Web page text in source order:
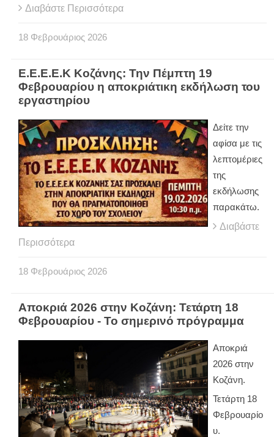
Διαβάστε Περισσότερα
18 Φεβρουάριος 2026
Ε.Ε.Ε.Ε.Κ Κοζάνης: Την Πέμπτη 19
Φεβρουαρίου η αποκριάτικη εκδήλωση του
εργαστηρίου
Δείτε την
αφίσα με τις
λεπτομέριες
της
εκδήλωσης
παρακάτω.
Διαβάστε
Περισσότερα
18 Φεβρουάριος 2026
Αποκριά 2026 στην Κοζάνη: Τετάρτη 18
Φεβρουαρίου - Το σημερινό πρόγραμμα
Αποκριά
2026 στην
Κοζάνη.
Τετάρτη 18
Φεβρουαρίο
υ.